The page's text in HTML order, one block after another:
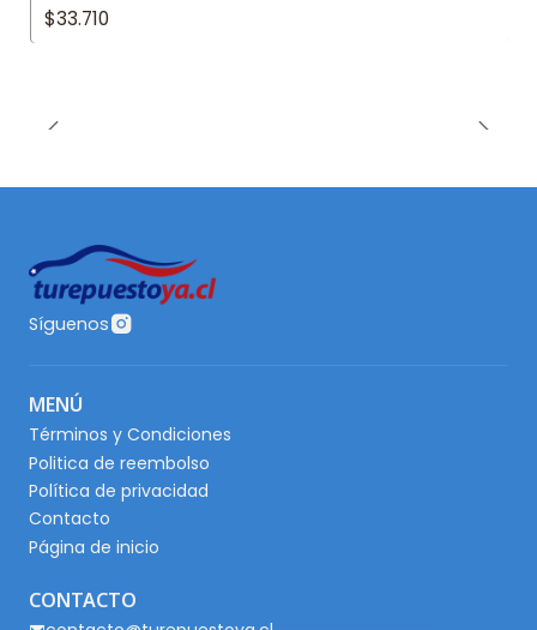
$33.710
Síguenos
MENÚ
Términos y Condiciones
Politica de reembolso
Política de privacidad
Contacto
Página de inicio
CONTACTO